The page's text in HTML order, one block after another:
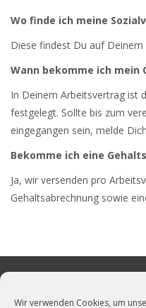
Wir verwenden Cookies, um
Wo finde ich meine
Diese findest Du auf Deinem
Wann bekomme ich mein
In Deinem Arbeitsvertrag ist
festgelegt. Sollte bis zum
eingegangen sein, melde
Bekomme ich eine
Ja, wir versenden pro
Gehaltsabrechnung sowie